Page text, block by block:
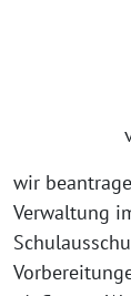
wir
Verwaltung